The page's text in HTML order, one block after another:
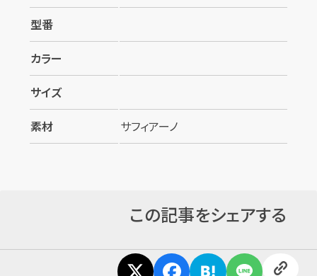
型番
カラー
サイズ
素材
サフィアーノ
この記事をシェアする